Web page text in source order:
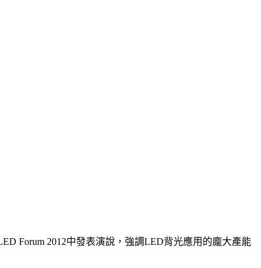
Forum 2012中發表演說，強調LED背光應用的龐大產能